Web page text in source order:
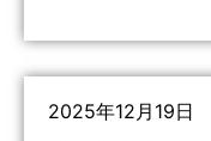
2025年12月19日